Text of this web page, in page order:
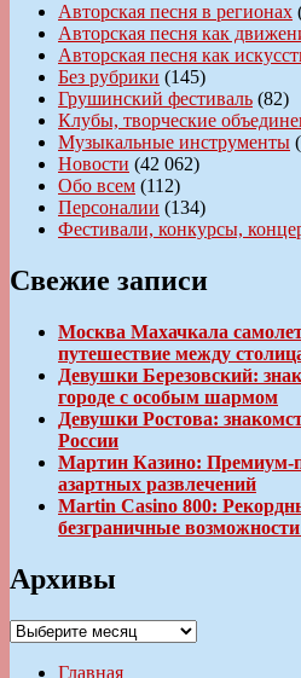
Авторская песня в регионах
Авторская песня как
Авторская песня как
Без рубрики (145)
Грушинский фестиваль (82)
Клубы, творческие
Музыкальные инструменты
Новости (42 062)
Обо всем (112)
Персоналии (134)
Фестивали, конкурсы,
Свежие записи
Москва Махачкала
путешествие между
Девушки Березовский:
городе с особым шармом
Девушки Ростова:
России
Мартин Казино: Премиум-
азартных развлечений
Martin Casino 800:
безграничные
Архивы
Архивы
Главная